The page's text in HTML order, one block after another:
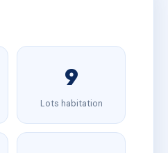
9
Lots habitation